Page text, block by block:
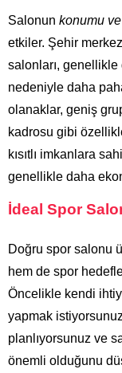
Salonun konumu
etkiler. Şehir
salonları,
nedeniyle daha
olanaklar, geniş
kadrosu gibi
kısıtlı imkanlara
genellikle daha
İdeal Spor
Doğru spor salonu
hem de spor
Öncelikle kendi
yapmak
planlıyorsunuz ve
önemli olduğunu